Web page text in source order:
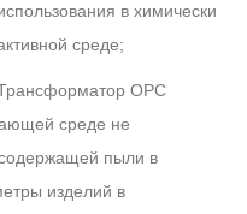
в химически
среде;
ОРС
среде не
пыли в
изделий в